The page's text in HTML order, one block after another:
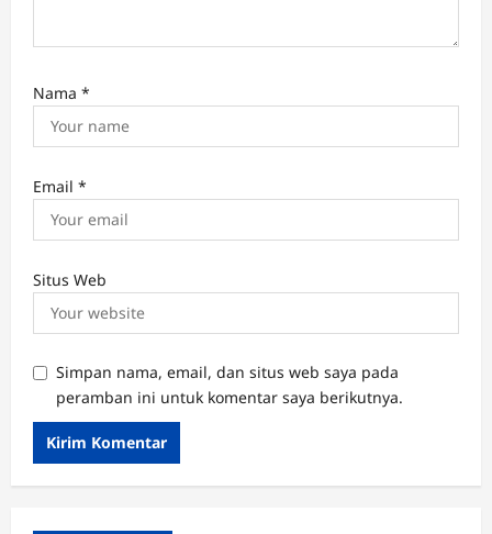
Nama *
Email *
Situs Web
Simpan nama, email, dan situs web saya pada
peramban ini untuk komentar saya berikutnya.